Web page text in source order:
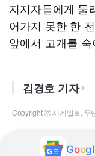
지지자들에게 둘
어가지 못한 한
앞에서 고개를
김경호 기자
Copyright ⓒ 세계일보. 무
Googl